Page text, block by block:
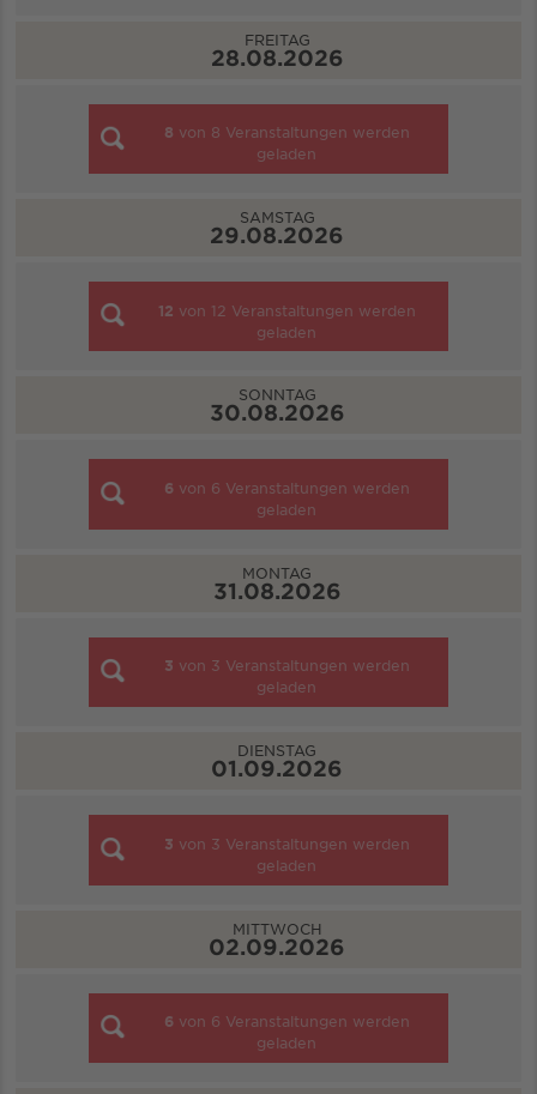
FREITAG
28.08.2026
8 von 8 Veranstaltungen werden
geladen
SAMSTAG
29.08.2026
12 von 12 Veranstaltungen werden
geladen
SONNTAG
30.08.2026
6 von 6 Veranstaltungen werden
geladen
MONTAG
31.08.2026
3 von 3 Veranstaltungen werden
geladen
DIENSTAG
01.09.2026
3 von 3 Veranstaltungen werden
geladen
MITTWOCH
02.09.2026
6 von 6 Veranstaltungen werden
geladen